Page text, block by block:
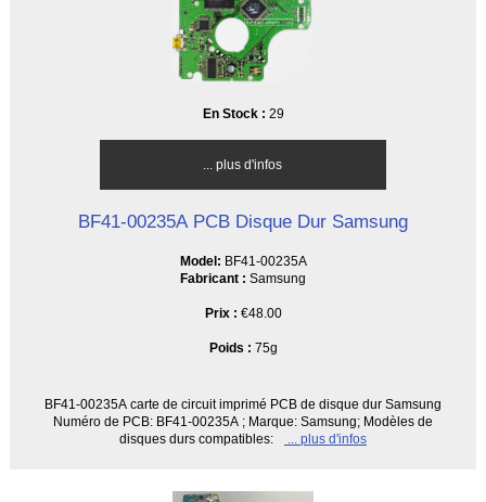
En Stock : 29
... plus d'infos
BF41-00235A PCB Disque Dur Samsung
Model: BF41-00235A
Fabricant : Samsung
Prix : €48.00
Poids : 75g
BF41-00235A carte de circuit imprimé PCB de disque dur Samsung
Numéro de PCB: BF41-00235A ; Marque: Samsung; Modèles de
disques durs compatibles:
... plus d'infos